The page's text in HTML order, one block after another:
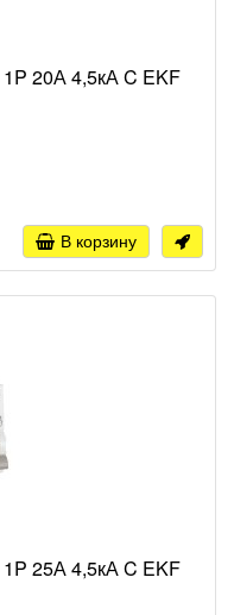
20А 4,5кА C EKF
В корзину
25А 4,5кА C EKF